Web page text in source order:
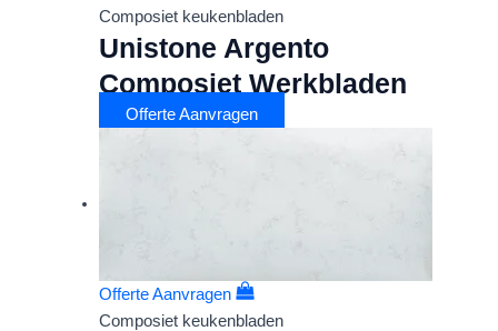
Composiet keukenbladen
Unistone Argento
Composiet Werkbladen
Offerte Aanvragen
Offerte Aanvragen
Composiet keukenbladen